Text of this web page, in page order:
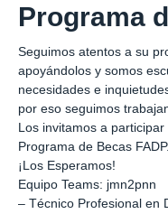
Programa
Seguimos atentos a su
apoyándolos y somos
necesidades e
por eso seguimos
Los invitamos a
Programa de Becas FADP.
¡Los Esperamos!
Equipo Teams: jmn2pnn
– Técnico Profesional en